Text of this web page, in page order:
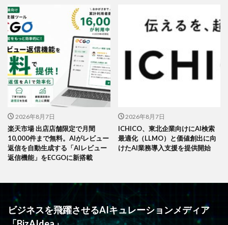
2026年8月7日
楽天市場 出店店舗限定で月間
10,000件まで無料。AIがレビュー
返信を自動生成する「AIレビュー
返信機能」をECGOに新搭載
2026年8月7日
ICHICO、東北企業向けにAI検索
最適化（LLMO）と価値創出に向
けたAI業務導入支援を提供開始
ビジネスを飛躍させるAIキュレーションメディア